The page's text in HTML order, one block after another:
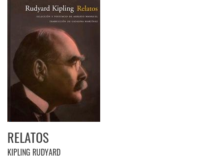
RELATOS
KIPLING RUDYARD